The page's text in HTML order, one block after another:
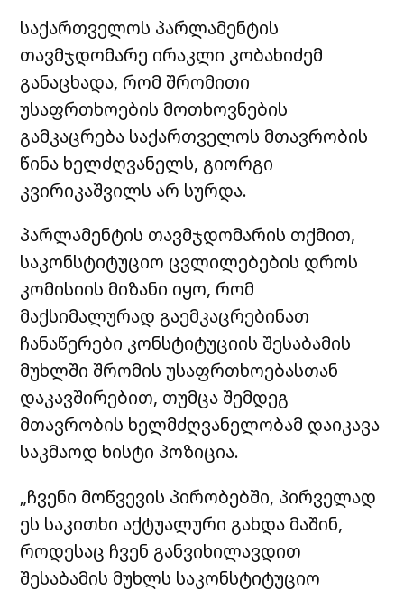
საქართველოს პარლამენტის
თავმჯდომარე ირაკლი კობახიძემ
განაცხადა, რომ შრომითი
უსაფრთხოების მოთხოვნების
გამკაცრება საქართველოს მთავრობის
წინა ხელძღვანელს, გიორგი
კვირიკაშვილს არ სურდა.
პარლამენტის თავმჯდომარის თქმით,
საკონსტიტუციო ცვლილებების დროს
კომისიის მიზანი იყო, რომ
მაქსიმალურად გაემკაცრებინათ
ჩანაწერები კონსტიტუციის შესაბამის
მუხლში შრომის უსაფრთხოებასთან
დაკავშირებით, თუმცა შემდეგ
მთავრობის ხელმძღვანელობამ დაიკავა
საკმაოდ ხისტი პოზიცია.
„ჩვენი მოწვევის პირობებში, პირველად
ეს საკითხი აქტუალური გახდა მაშინ,
როდესაც ჩვენ განვიხილავდით
შესაბამის მუხლს საკონსტიტუციო